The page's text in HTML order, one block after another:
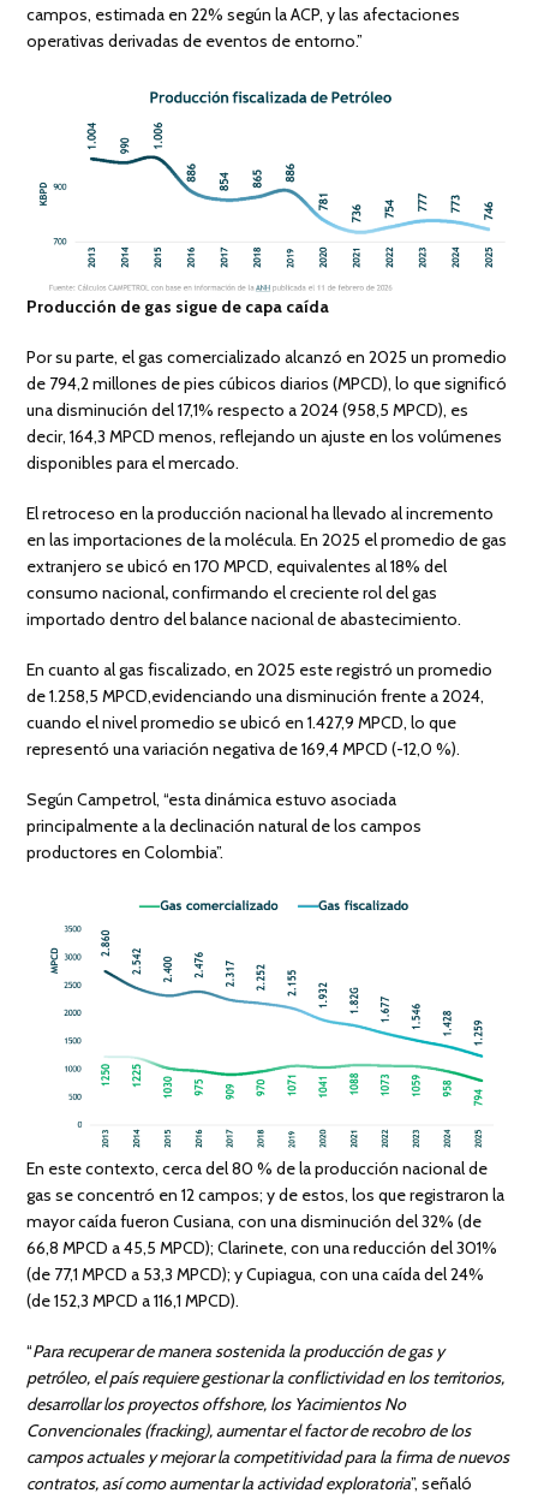
campos, estimada en 22% según la ACP, y las afectaciones
operativas derivadas de eventos de entorno.”
Producción de gas sigue de capa caída
Por su parte, el gas comercializado alcanzó en 2025 un promedio
de 794,2 millones de pies cúbicos diarios (MPCD), lo que significó
una disminución del 17,1% respecto a 2024 (958,5 MPCD), es
decir, 164,3 MPCD menos, reflejando un ajuste en los volúmenes
disponibles para el mercado.
El retroceso en la producción nacional ha llevado al incremento
en las importaciones de la molécula. En 2025 el promedio de gas
extranjero se ubicó en 170 MPCD, equivalentes al 18% del
consumo nacional,confirmando el creciente rol del gas
importado dentro del balance nacional de abastecimiento.
En cuanto al gas fiscalizado, en 2025 este registró un promedio
de 1.258,5 MPCD,evidenciando una disminución frente a 2024,
cuando el nivel promedio se ubicó en 1.427,9 MPCD, lo que
representó una variación negativa de 169,4 MPCD (-12,0 %).
Según Campetrol, “esta dinámica estuvo asociada
principalmente a la declinación natural de los campos
productores en Colombia”.
En este contexto, cerca del 80 % de la producción nacional de
gas se concentró en 12 campos; y de estos, los que registraron la
mayor caída fueron Cusiana, con una disminución del 32% (de
66,8 MPCD a 45,5 MPCD); Clarinete, con una reducción del 301%
(de 77,1 MPCD a 53,3 MPCD); y Cupiagua, con una caída del 24%
(de 152,3 MPCD a 116,1 MPCD).
“Para recuperar de manera sostenida la producción de gas y
petróleo, el país requiere gestionar la conflictividad en los territorios,
desarrollar los proyectos offshore, los Yacimientos No
Convencionales (fracking), aumentar el factor de recobro de los
campos actuales y mejorar la competitividad para la firma de nuevos
contratos, así como aumentar la actividad exploratoria”, señaló